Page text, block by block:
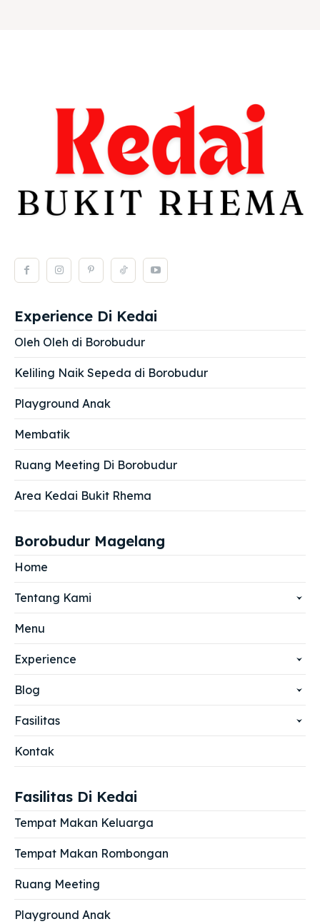
Experience Di Kedai
Oleh Oleh di Borobudur
Keliling Naik Sepeda di Borobudur
Playground Anak
Membatik
Ruang Meeting Di Borobudur
Area Kedai Bukit Rhema
Borobudur Magelang
Home
Tentang Kami
Menu
Experience
Blog
Fasilitas
Kontak
Fasilitas Di Kedai
Tempat Makan Keluarga
Tempat Makan Rombongan
Ruang Meeting
Playground Anak